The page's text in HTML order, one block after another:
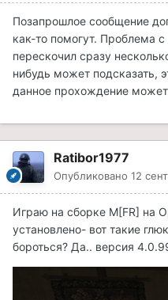
Позапрошлое сообщение
как-то помогут. Проблема
перескочил сразу
нибудь может подсказать,
данное прохождение
Ratibor1977
Опубликовано 12
Играю на сборке M[FR] на
установлено- вот такие
бороться? Да.. версия